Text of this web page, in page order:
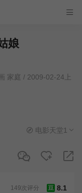
娘
家庭 / 2009-02-24上
电影天堂1
豆 8.1
149次评分